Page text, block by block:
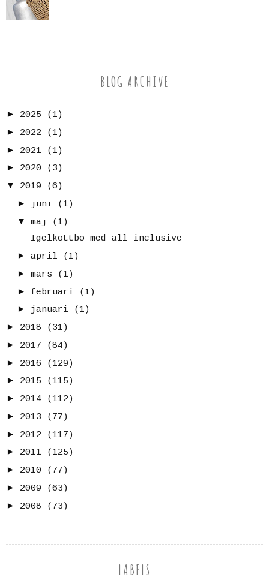
BLOG ARCHIVE
► 2025
(1)
► 2022
(1)
► 2021
(1)
► 2020
(3)
▼
2019
(6)
► juni
(1)
▼
maj
(1)
Igelkottbo med all inclusive
► april
(1)
► mars
(1)
► februari
(1)
► januari
(1)
► 2018
(31)
► 2017
(84)
► 2016
(129)
► 2015
(115)
► 2014
(112)
► 2013
(77)
► 2012
(117)
► 2011
(125)
► 2010
(77)
► 2009
(63)
► 2008 (73)
LABELS